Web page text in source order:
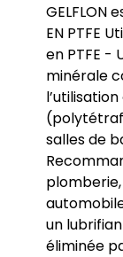
GELFLON
EN PTFE
en PTFE -
minérale
salles de
un
éliminée